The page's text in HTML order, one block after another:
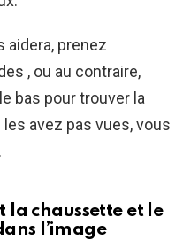
aidera, prenez
, ou au contraire,
bas pour trouver la
avez pas vues, vous
la chaussette et le
l’image